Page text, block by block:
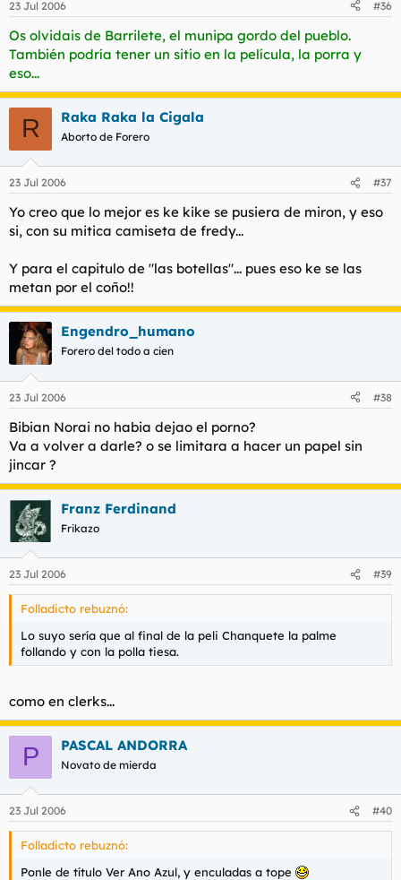
23 Jul 2006 #36
Os olvidais de Barrilete, el munipa gordo del pueblo.
También podría tener un sitio en la película, la porra y
eso...
R Raka Raka la Cigala
Aborto de Forero
23 Jul 2006 #37
Yo creo que lo mejor es ke kike se pusiera de miron, y eso
si, con su mitica camiseta de fredy...
Y para el capitulo de "las botellas"... pues eso ke se las
metan por el coño!!
Engendro_humano
Forero del todo a cien
23 Jul 2006 #38
Bibian Norai no habia dejao el porno?
Va a volver a darle? o se limitara a hacer un papel sin
jincar ?
Franz Ferdinand
Frikazo
23 Jul 2006 #39
Folladicto rebuznó:
Lo suyo sería que al final de la peli Chanquete la palme
follando y con la polla tiesa.
como en clerks...
P PASCAL ANDORRA
Novato de mierda
23 Jul 2006 #40
Folladicto rebuznó:
Ponle de título Ver Ano Azul, y enculadas a tope